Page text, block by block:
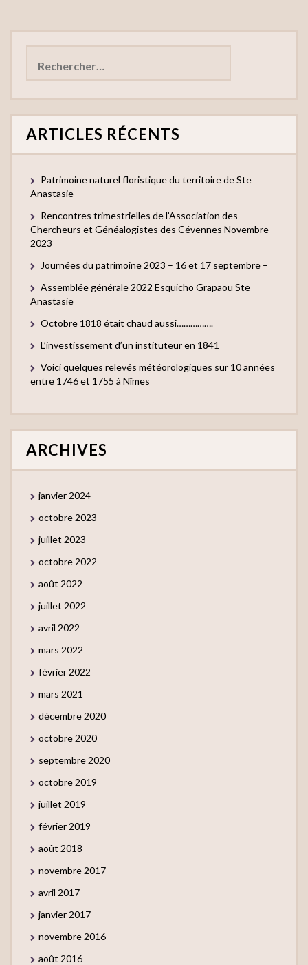
ARTICLES RÉCENTS
Patrimoine naturel floristique du territoire de Ste
Anastasie
Rencontres trimestrielles de l’Association des
Chercheurs et Généalogistes des Cévennes Novembre
2023
Journées du patrimoine 2023 – 16 et 17 septembre –
Assemblée générale 2022 Esquicho Grapaou Ste
Anastasie
Octobre 1818 était chaud aussi…………….
L’investissement d’un instituteur en 1841
Voici quelques relevés météorologiques sur 10 années
entre 1746 et 1755 à Nîmes
ARCHIVES
janvier 2024
octobre 2023
juillet 2023
octobre 2022
août 2022
juillet 2022
avril 2022
mars 2022
février 2022
mars 2021
décembre 2020
octobre 2020
septembre 2020
octobre 2019
juillet 2019
février 2019
août 2018
novembre 2017
avril 2017
janvier 2017
novembre 2016
août 2016